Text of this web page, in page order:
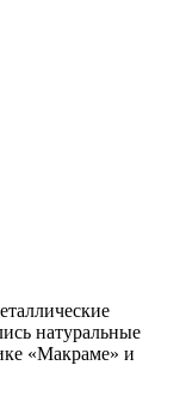
натуральные
«Макраме» и